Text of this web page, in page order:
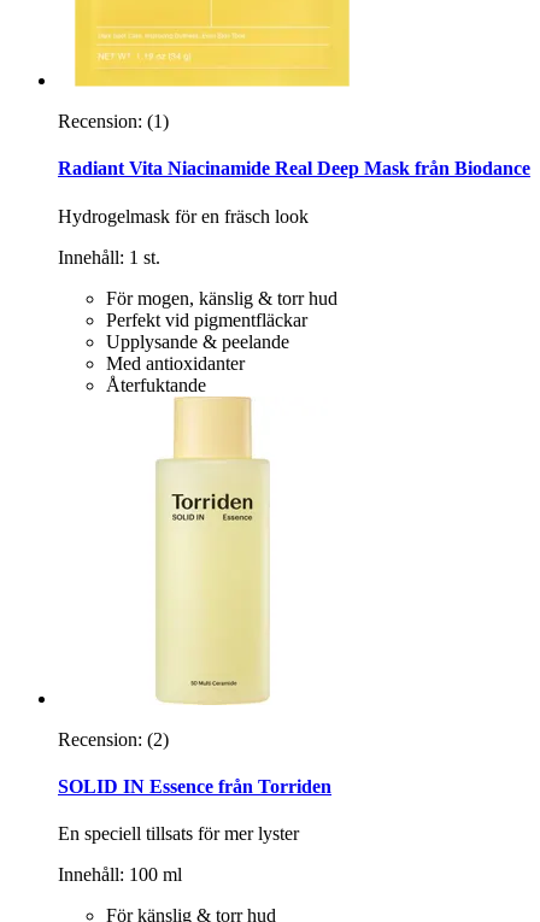
Recension: (1)
Radiant Vita Niacinamide Real Deep Mask från Biodance
Hydrogelmask för en fräsch look
Innehåll: 1 st.
För mogen, känslig & torr hud
Perfekt vid pigmentfläckar
Upplysande & peelande
Med antioxidanter
Återfuktande
Recension: (2)
SOLID IN Essence från Torriden
En speciell tillsats för mer lyster
Innehåll: 100 ml
För känslig & torr hud